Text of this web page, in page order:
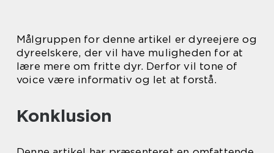
Målgruppen for denne artikel er dyreejere og
dyreelskere, der vil have muligheden for at
lære mere om fritte dyr. Derfor vil tone of
voice være informativ og let at forstå.
Konklusion